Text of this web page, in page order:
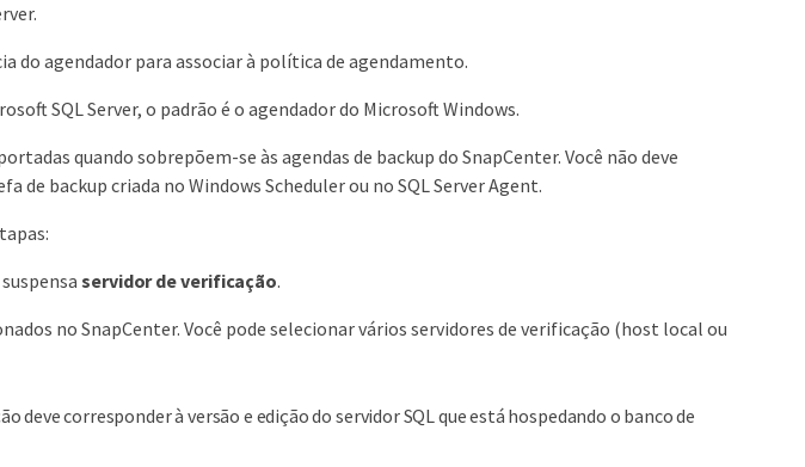
do agendador para associar à política de agendamento.
SQL Server, o padrão é o agendador do Microsoft Windows.
quando sobrepõem-se às agendas de backup do SnapCenter. Você não deve
de backup criada no Windows Scheduler ou no SQL Server Agent.
servidor de verificação.
no SnapCenter. Você pode selecionar vários servidores de verificação (host local ou
deve corresponder à versão e edição do servidor SQL que está hospedando o banco de